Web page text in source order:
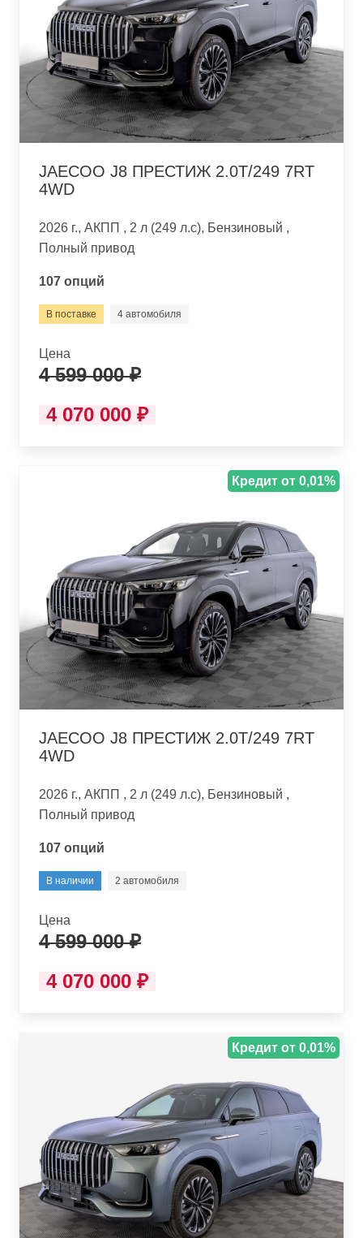
JAECOO J8 ПРЕСТИЖ 2.0T/249 7RT
4WD
2026 г., АКПП , 2 л (249 л.с), Бензиновый ,
Полный привод
107 опций
В поставке 4 автомобиля
Цена
4 599 000 ₽
4 070 000 ₽
Кредит от 0,01%
JAECOO J8 ПРЕСТИЖ 2.0T/249 7RT
4WD
2026 г., АКПП , 2 л (249 л.с), Бензиновый ,
Полный привод
107 опций
В наличии 2 автомобиля
Цена
4 599 000 ₽
4 070 000 ₽
Кредит от 0,01%